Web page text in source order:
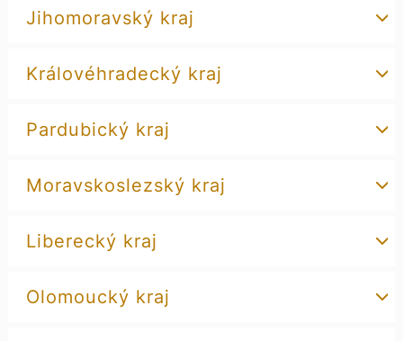
Jihomoravský kraj
Královéhradecký kraj
Pardubický kraj
Moravskoslezský kraj
Liberecký kraj
Olomoucký kraj